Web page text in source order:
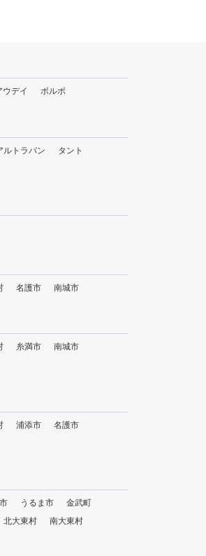
ウデイ ボルボ
ルトラパン
タント
名護市 南城市
糸満市
南城市
浦添市
名護市
うるま市
金武町
北大東村
南大東村